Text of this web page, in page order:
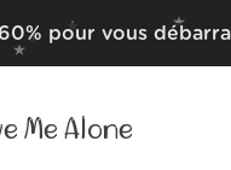
pour vous
Me Alone